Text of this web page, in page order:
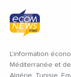
L'information
Méditerranée et